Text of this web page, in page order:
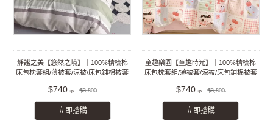
靜謐之美【悠然之境】｜100%精梳棉
床包枕套組/薄被套/涼被/床包鋪棉被套
$740 $3,800
立即搶購
童趣樂園【童趣時光】｜100%精梳棉
床包枕套組/薄被套/涼被/床包鋪棉被套
$740 $3,800
立即搶購